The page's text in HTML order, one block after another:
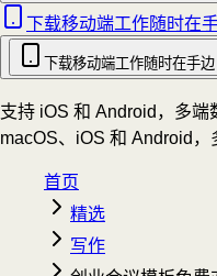
下载移动端工作随时在
下载移动端工作随时在手边
支持 iOS 和 Android，多端
macOS、iOS 和 Android，
首页
精选
写作